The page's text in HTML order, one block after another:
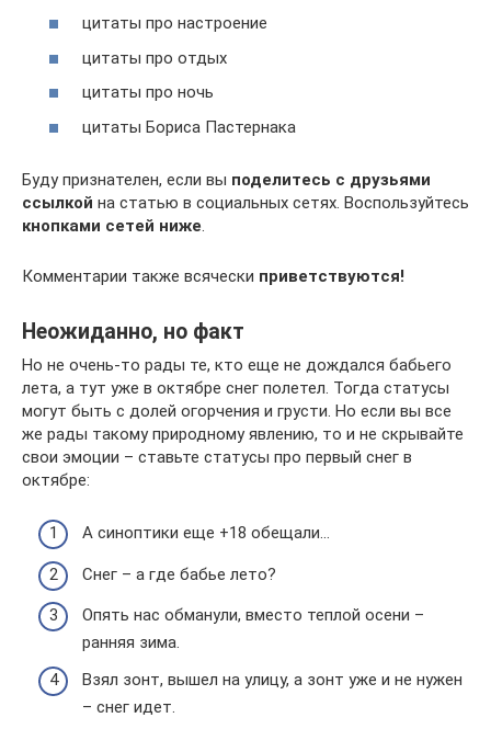
цитаты про настроение
цитаты про отдых
цитаты про ночь
цитаты Бориса Пастернака
Буду признателен, если вы поделитесь с друзьями
ссылкой на статью в социальных сетях. Воспользуйтесь
кнопками сетей ниже
Комментарии также всячески приветствуются!
Неожиданно, но факт
Но не очень-то рады те, кто еще не дождался бабьего
лета, а тут уже в октябре снег полетел. Тогда статусы
могут быть с долей огорчения и грусти. Но если вы все
же рады такому природному явлению, то и не скрывайте
свои эмоции – ставьте статусы про первый снег в
октябре:
А синоптики еще +18 обещали…
Снег – а где бабье лето?
Опять нас обманули, вместо теплой осени –
ранняя зима.
Взял зонт, вышел на улицу, а зонт уже и не нужен
– снег идет.